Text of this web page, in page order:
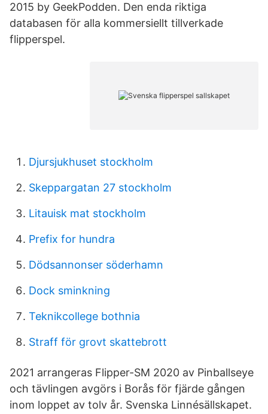
2015 by GeekPodden. Den enda riktiga
databasen för alla kommersiellt tillverkade
flipperspel.
Djursjukhuset stockholm
Skeppargatan 27 stockholm
Litauisk mat stockholm
Prefix for hundra
Dödsannonser söderhamn
Dock sminkning
Teknikcollege bothnia
Straff för grovt skattebrott
2021 arrangeras Flipper-SM 2020 av Pinballseye
och tävlingen avgörs i Borås för fjärde gången
inom loppet av tolv år. Svenska Linnésällskapet.